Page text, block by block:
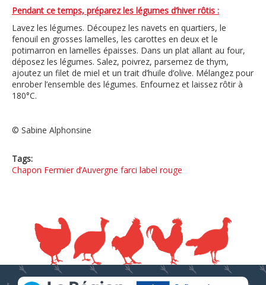
Pendant ce temps, préparez les légumes d’hiver rôtis :
Lavez les légumes. Découpez les navets en quartiers, le
fenouil en grosses lamelles, les carottes en deux et le
potimarron en lamelles épaisses. Dans un plat allant au four,
déposez les légumes. Salez, poivrez, parsemez de thym,
ajoutez un filet de miel et un trait d’huile d’olive. Mélangez pour
enrober l’ensemble des légumes. Enfournez et laissez rôtir à
180°C.
© Sabine Alphonsine
Tags:
Chapon Fermier d’Auvergne farci label rouge